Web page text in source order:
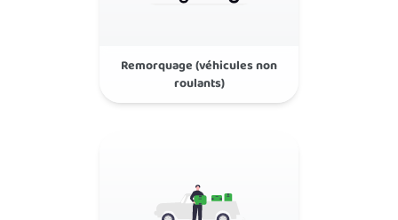
Remorquage (véhicules non
roulants)